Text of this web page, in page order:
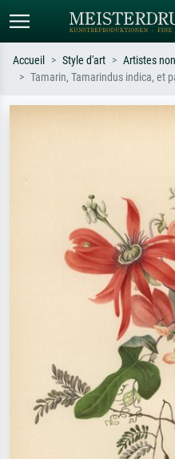
Accueil Style d'art Artistes
Tamarin, Tamarindus indica, et